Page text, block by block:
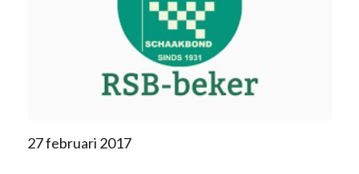
27 februari 2017